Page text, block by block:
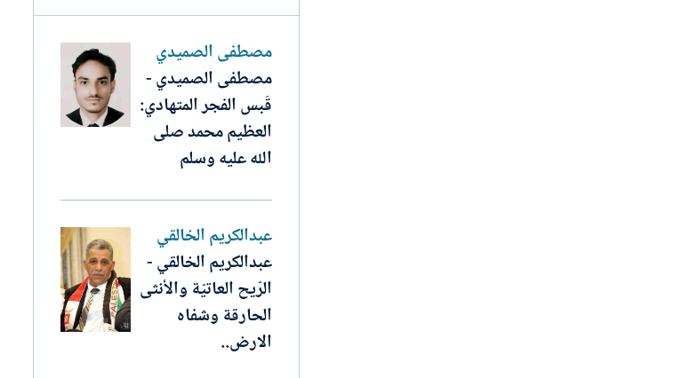
مصطفى الصميدي
مصطفى الصميدي -
قَبس الفجر المتهادي:
العظيم محمد صلى
الله عليه وسلم
عبدالكريم الخالقي
عبدالكريم الخالقي -
الرّيح العاتيّة والأنثى
الحارقة وشفاه
الارض..